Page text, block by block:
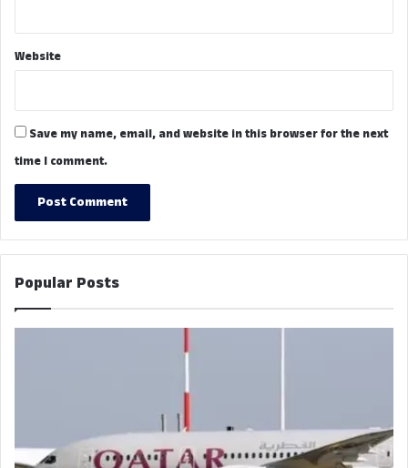
Website
Save my name, email, and website in this browser for the next
time I comment.
Popular Posts